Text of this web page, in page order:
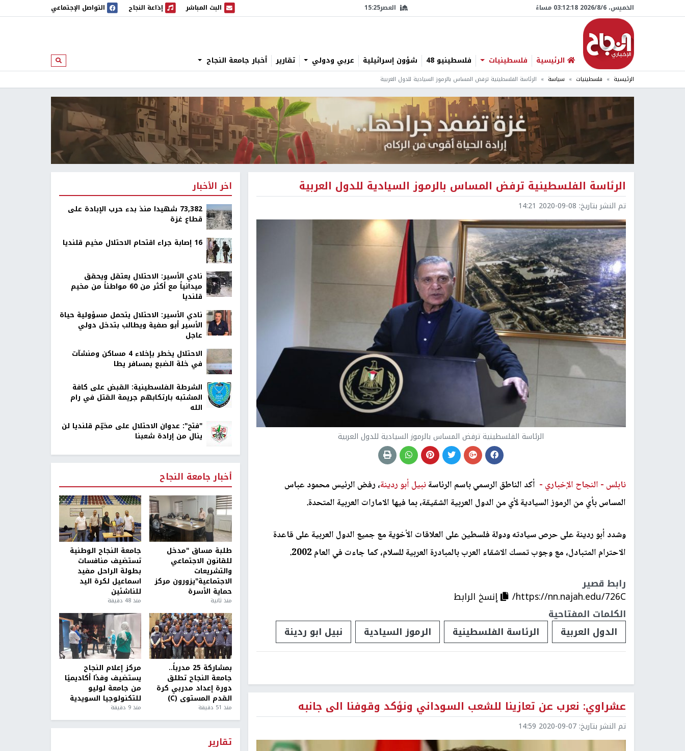
الخميس، 6/‏8/‏2026 03:12:19 مساءً العصر15:25 البث المباشر
البث المباشر إذاعة النجاح
إذاعة النجاح التواصل الإجتماعي
الرئيسية فلسطينيات فلسطينيو 48 شؤون إسرائيلية عربي ودولي تقارير أخبار جامعة النجاح ابحث
الرئيسية فلسطينيات سياسة الرئاسة الفلسطينية ترفض المساس بالرموز السيادية للدول العربية
الرئاسة الفلسطينية ترفض المساس بالرموز السيادية للدول العربية
تم النشر بتاريخ: 2020-09-08 14:21
الرئاسة الفلسطينية ترفض المساس بالرموز السيادية للدول العربية
نابلس - النجاح الإخباري - أكد الناطق الرسمي باسم الرئاسةنبيل أبو ردينة، رفض الرئيس محمود عباس
المساس بأي من الرموز السيادية لأي من الدول العربية الشقيقة، بما فيها الامارات العربية المتحدة.
وشدد أبو ردينة على حرص سيادته ودولة فلسطين على العلاقات الأخوية مع جميع الدول العربية على قاعدة
الاحترام المتبادل، مع وجوب تمسك الاشقاء العرب بالمبادرة العربية للسلام، كما جاءت في العام 2002.
رابط قصير
https://nn.najah.edu/726C/
إنسخ الرابط
الكلمات المفتاحية
الدول العربية
الرئاسة الفلسطينية الرموز السيادية نبيل ابو ردينة
عشراوي: نعرب عن تعازينا للشعب السوداني ونؤكد وقوفنا الى جانبه
تم النشر بتاريخ: 2020-09-07 14:59
اخر الأخبار
73,382 شهيدا منذ بدء حرب الإبادة على
قطاع غزة
16 إصابة جراء اقتحام الاحتلال مخيم قلنديا
نادي الأسير: الاحتلال يعتقل ويحقق
ميدانياً مع أكثر من 60 مواطناً من مخيم
قلنديا
نادي الأسير: الاحتلال يتحمل مسؤولية حياة
الأسير أبو صفية ويطالب بتدخل دولي
عاجل
الاحتلال يخطر بإخلاء 4 مساكن ومنشآت
في خلة الضبع بمسافر يطا
الشرطة الفلسطينية: القبض على كافة
المشتبه بارتكابهم جريمة القتل في رام
الله
"فتح": عدوان الاحتلال على مخيّم قلنديا لن
ينال من إرادة شعبنا
أخبار جامعة النجاح
طلبة مساق "مدخل
للقانون الاجتماعي
والتشريعات
الاجتماعية"يزورون مركز
حماية الأسرة
منذ ثانية
جامعة النجاح الوطنية
تستضيف منافسات
بطولة الراحل مفيد
اسماعيل لكرة اليد
للناشئين
منذ 48 دقيقة
بمشاركة 25 مدرباً..
جامعة النجاح تطلق
دورة إعداد مدربي كرة
القدم المستوى (C)
منذ 51 دقيقة
مركز إعلام النجاح
يستضيف وفدًا أكاديميًا
من جامعة لوليو
للتكنولوجيا السويدية
منذ 9 دقيقة
تقارير